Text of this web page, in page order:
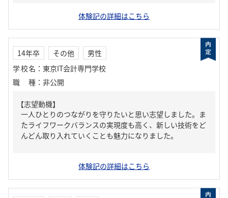
体験記の詳細はこちら
14年卒 その他
男性
学校名 ： 東京IT会計専門学校
職種 ： 非公開
【志望動機】
一人ひとりのつながりを守りたいと思い志望しました。ま
たライフワークバランスの実現度も高く、新しい技術をど
んどん取り入れていくことも魅力になりました。
体験記の詳細はこちら